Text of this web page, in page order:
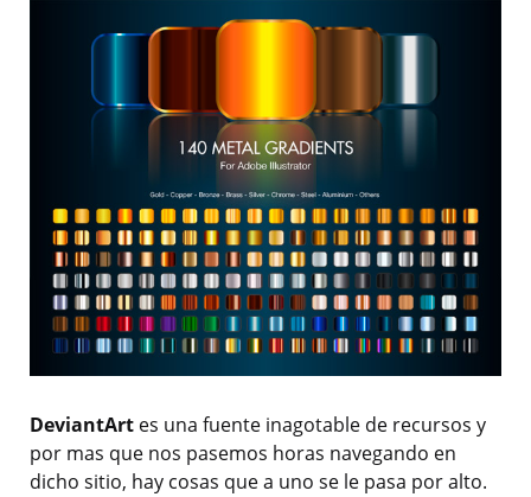
DeviantArt es una fuente inagotable de recursos y
por mas que nos pasemos horas navegando en
dicho sitio, hay cosas que a uno se le pasa por alto.